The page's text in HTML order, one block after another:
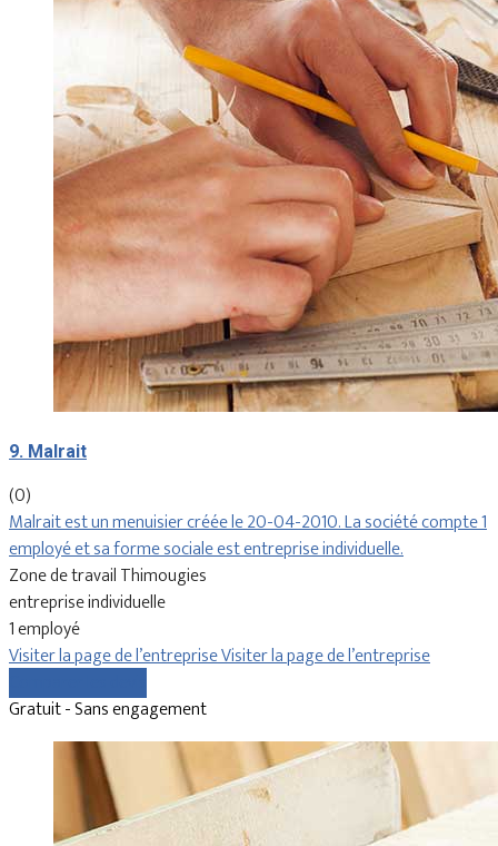
9. Malrait
(0)
Malrait est un menuisier créée le 20-04-2010. La société compte 1
employé et sa forme sociale est entreprise individuelle.
Zone de travail Thimougies
entreprise individuelle
1 employé
Visiter la page de l’entrepriseVisiter la page de l’entreprise
Gratuit - Sans engagement